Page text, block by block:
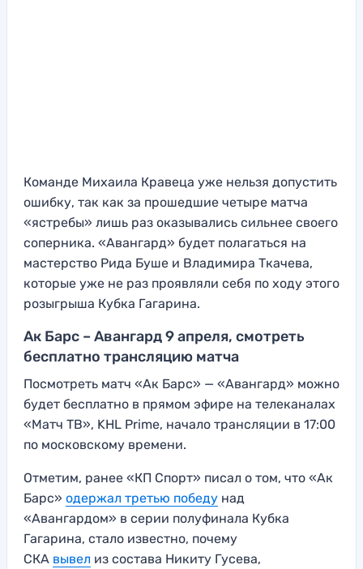
Команде Михаила Кравеца уже нельзя допустить
ошибку, так как за прошедшие четыре матча
«ястребы» лишь раз оказывались сильнее своего
соперника. «Авангард» будет полагаться на
мастерство Рида Буше и Владимира Ткачева,
которые уже не раз проявляли себя по ходу этого
розыгрыша Кубка Гагарина.
Ак Барс – Авангард 9 апреля, смотреть
бесплатно трансляцию матча
Посмотреть матч «Ак Барс» — «Авангард» можно
будет бесплатно в прямом эфире на телеканалах
«Матч ТВ», KHL Prime, начало трансляции в 17:00
по московскому времени.
Отметим, ранее «КП Спорт» писал о том, что «Ак
Барс» одержал третью победу над
«Авангардом» в серии полуфинала Кубка
Гагарина, стало известно, почему
СКА вывел из состава Никиту Гусева,